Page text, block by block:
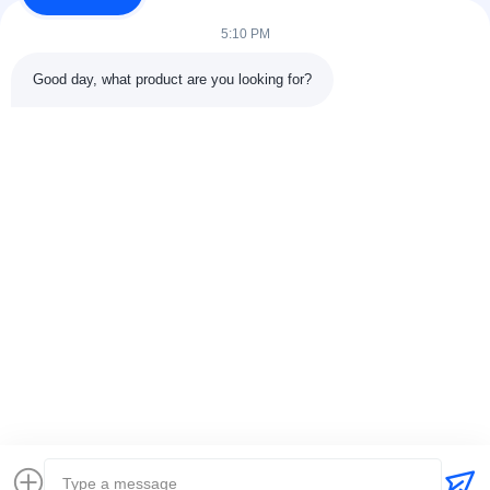
settore della...
Casa.
Prodotti
5:10 PM
Good day, what product are you looking for?